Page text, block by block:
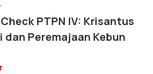
PTPN IV: Krisantus
Peremajaan Kebun